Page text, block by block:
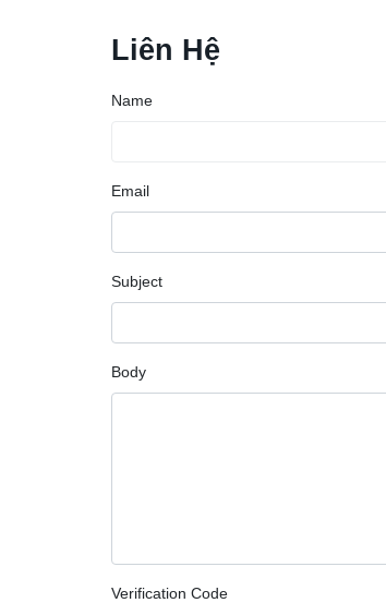
Liên Hệ
Name
Email
Subject
Body
Verification Code